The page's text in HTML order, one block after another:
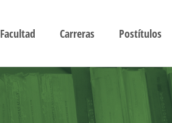
Facultad Carreras Postítulos